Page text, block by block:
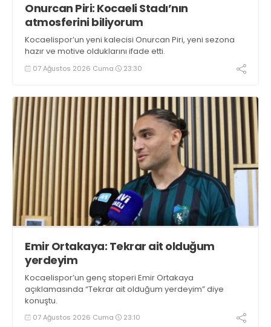
Onurcan Piri: Kocaeli Stadı’nın
atmosferini biliyorum
Kocaelispor’un yeni kalecisi Onurcan Piri, yeni sezona
hazır ve motive olduklarını ifade etti.
07 Ağustos 2026 Cuma 23:30
Emir Ortakaya: Tekrar ait olduğum
yerdeyim
Kocaelispor’un genç stoperi Emir Ortakaya
açıklamasında “Tekrar ait olduğum yerdeyim” diye
konuştu.
07 Ağustos 2026 Cuma 23:10